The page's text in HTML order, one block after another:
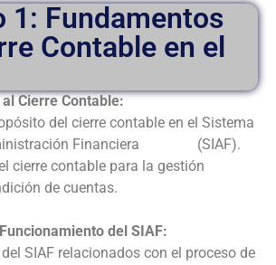
1: Fundamentos
Contable en el
Cierre Contable:
del cierre contable en el Sistema
Financiera (SIAF).
cierre contable para la gestión
de cuentas.
del SIAF:
SIAF relacionados con el proceso de